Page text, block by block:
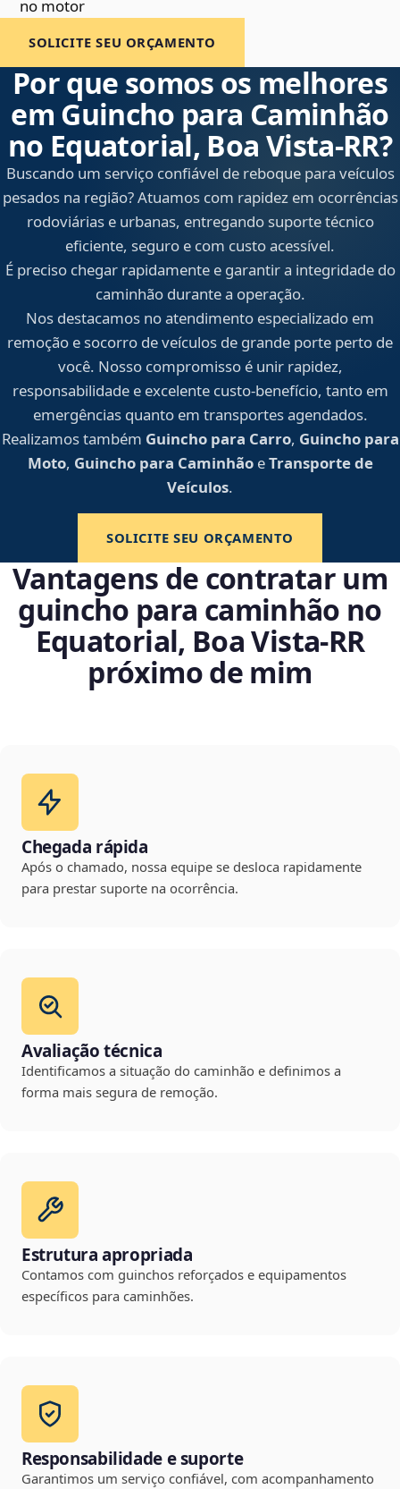
no motor
SOLICITE SEU ORÇAMENTO
Por que somos os melhores
em Guincho para Caminhão
no Equatorial, Boa Vista‑RR?
Buscando um serviço confiável de reboque para veículos
pesados na região? Atuamos com rapidez em ocorrências
rodoviárias e urbanas, entregando suporte técnico
eficiente, seguro e com custo acessível.
É preciso chegar rapidamente e garantir a integridade do
caminhão durante a operação.
Nos destacamos no atendimento especializado em
remoção e socorro de veículos de grande porte perto de
você. Nosso compromisso é unir rapidez,
responsabilidade e excelente custo-benefício, tanto em
emergências quanto em transportes agendados.
Realizamos também Guincho para Carro, Guincho para
Moto, Guincho para CaminhãoeTransporte de
Veículos.
SOLICITE SEU ORÇAMENTO
Vantagens de contratar um
guincho para caminhão no
Equatorial, Boa Vista‑RR
próximo de mim
Chegada rápida
Após o chamado, nossa equipe se desloca rapidamente
para prestar suporte na ocorrência.
Avaliação técnica
Identificamos a situação do caminhão e definimos a
forma mais segura de remoção.
Estrutura apropriada
Contamos com guinchos reforçados e equipamentos
específicos para caminhões.
Responsabilidade e suporte
Garantimos um serviço confiável, com acompanhamento